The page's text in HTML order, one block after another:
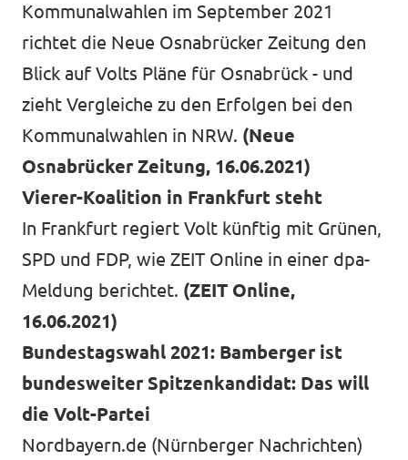
Kommunalwahlen im September 2021
richtet die Neue Osnabrücker Zeitung den
Blick auf Volts Pläne für Osnabrück - und
zieht Vergleiche zu den Erfolgen bei den
Kommunalwahlen in NRW. (Neue
Osnabrücker Zeitung, 16.06.2021)
Vierer-Koalition in Frankfurt steht
In Frankfurt regiert Volt künftig mit Grünen,
SPD und FDP, wie ZEIT Online in einer dpa-
Meldung berichtet. (ZEIT Online,
16.06.2021)
Bundestagswahl 2021: Bamberger ist
bundesweiter Spitzenkandidat: Das will
die Volt-Partei
Nordbayern.de (Nürnberger Nachrichten)